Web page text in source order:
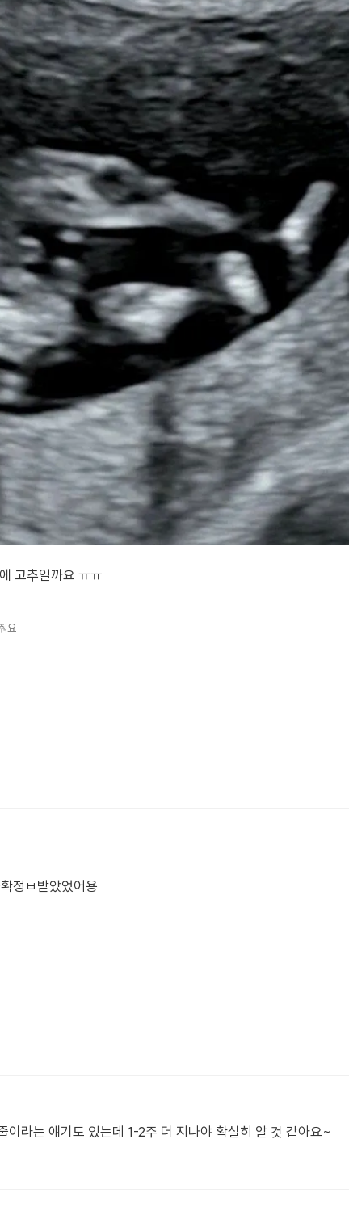
고추일까요 ㅠㅠ
요
정ㅂ받았었어용
이라는 얘기도 있는데 1-2주 더 지나야 확실히 알 것 같아요~